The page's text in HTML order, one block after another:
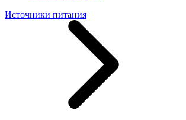
Источники питания